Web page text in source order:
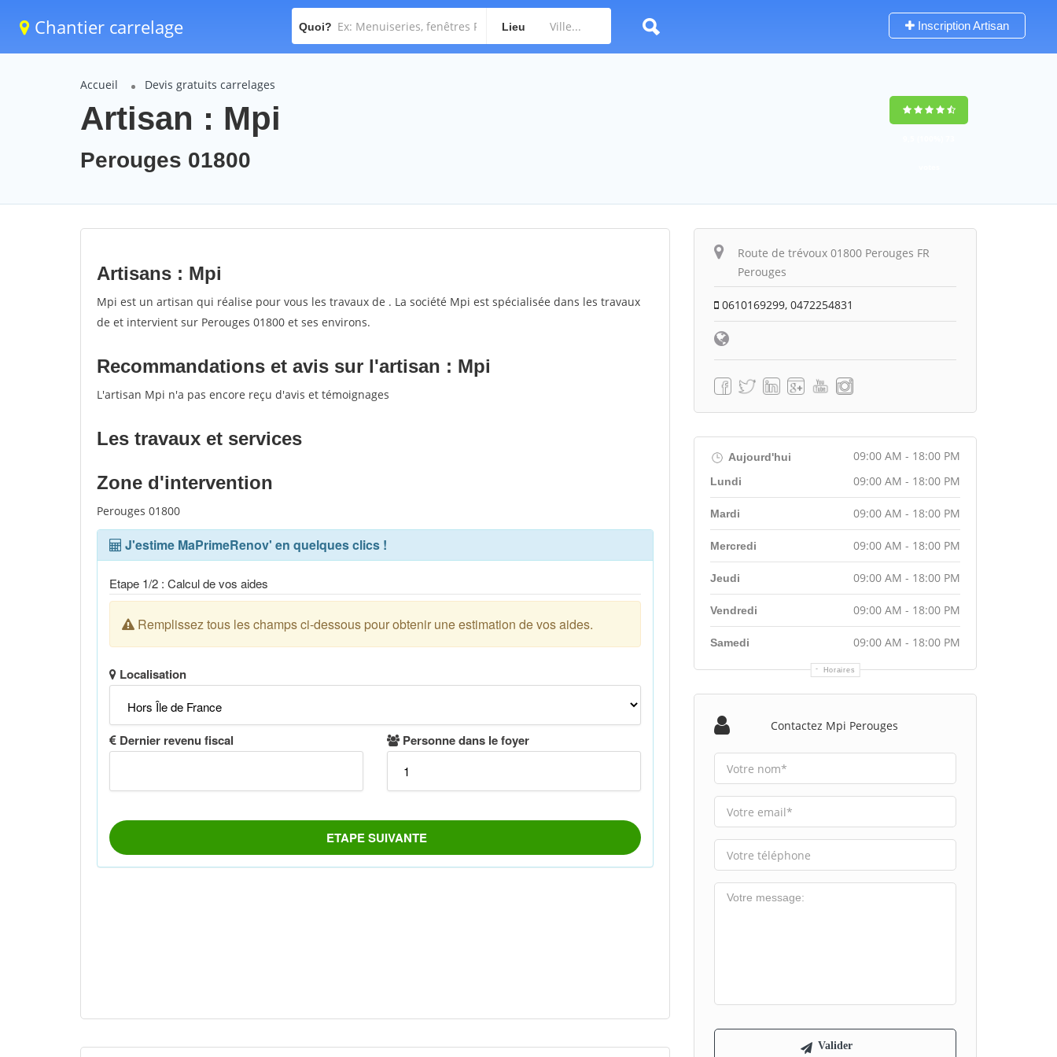
Chantier carrelage Quoi? Lieu Inscription Artisan
Accueil Devis gratuits carrelages
Artisan : Mpi
Perouges 01800
Artisans : Mpi
Mpi est un artisan qui réalise pour vous les travaux de . La société Mpi est spécialisée dans les travaux
de et intervient sur Perouges 01800 et ses environs.
Recommandations et avis sur l'artisan : Mpi
L'artisan Mpi n'a pas encore reçu d'avis et témoignages
Les travaux et services
Zone d'intervention
Perouges 01800
Route de trévoux 01800 Perouges FR
Perouges
0610169299, 0472254831
Aujourd'hui 09:00 AM - 18:00 PM
Horaires
Lundi 09:00 AM - 18:00 PM
Mardi 09:00 AM - 18:00 PM
Mercredi 09:00 AM - 18:00 PM
Jeudi 09:00 AM - 18:00 PM
Vendredi 09:00 AM - 18:00 PM
Samedi 09:00 AM - 18:00 PM
Contactez Mpi Perouges